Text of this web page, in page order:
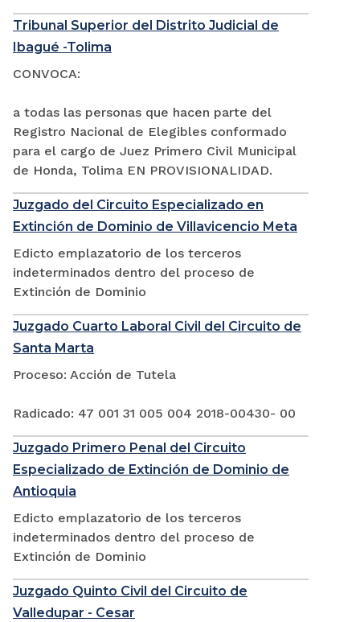
Tribunal Superior del Distrito Judicial de
Ibagué -Tolima
CONVOCA:
a todas las personas que hacen parte del
Registro Nacional de Elegibles conformado
para el cargo de Juez Primero Civil Municipal
de Honda, Tolima EN PROVISIONALIDAD.
Juzgado del Circuito Especializado en
Extinción de Dominio de Villavicencio Meta
Edicto emplazatorio de los terceros
indeterminados dentro del proceso de
Extinción de Dominio
Juzgado Cuarto Laboral Civil del Circuito de
Santa Marta
Proceso: Acción de Tutela
Radicado: 47 001 31 005 004 2018-00430- 00
Juzgado Primero Penal del Circuito
Especializado de Extinción de Dominio de
Antioquia
Edicto emplazatorio de los terceros
indeterminados dentro del proceso de
Extinción de Dominio
Juzgado Quinto Civil del Circuito de
Valledupar - Cesar